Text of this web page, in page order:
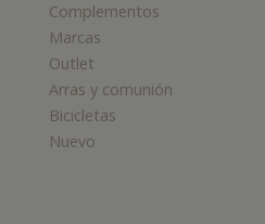
Complementos
Marcas
Outlet
Arras y comunión
Bicicletas
Nuevo